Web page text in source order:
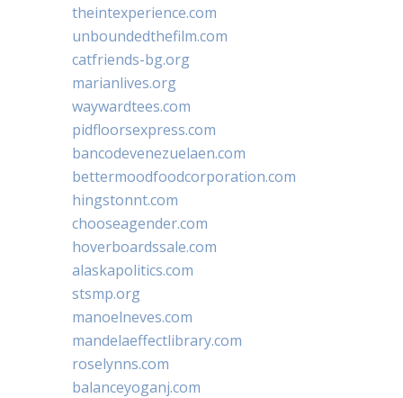
theintexperience.com
unboundedthefilm.com
catfriends-bg.org
marianlives.org
waywardtees.com
pidfloorsexpress.com
bancodevenezuelaen.com
bettermoodfoodcorporation.com
hingstonnt.com
chooseagender.com
hoverboardssale.com
alaskapolitics.com
stsmp.org
manoelneves.com
mandelaeffectlibrary.com
roselynns.com
balanceyoganj.com